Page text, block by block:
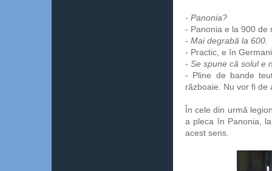
- Panonia?
- Panonia e la 900 de
- Mai degrabă la 600.
- Practic, e în
- Se spune că solul e
- Pline de bande
războaie. Nu vor fi de
În cele din urmă
a pleca în Panonia,
acest sens.